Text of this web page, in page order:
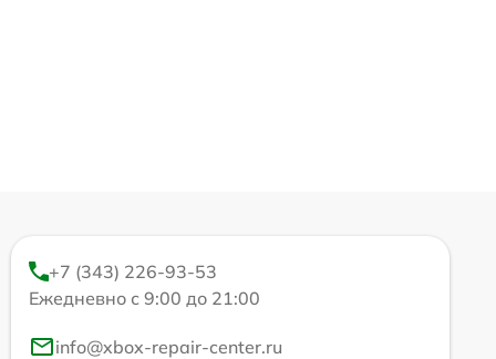
+7 (343) 226-93-53
Ежедневно с 9:00 до 21:00
info@xbox-repair-center.ru